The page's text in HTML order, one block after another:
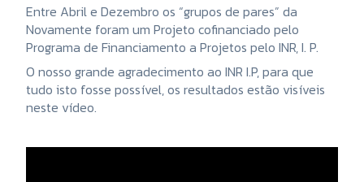
Entre Abril e Dezembro os “grupos de pares” da
Novamente foram um Projeto cofinanciado pelo
Programa de Financiamento a Projetos pelo INR, I. P.
O nosso grande agradecimento ao INR I.P, para que
tudo isto fosse possível, os resultados estão visíveis
neste vídeo.